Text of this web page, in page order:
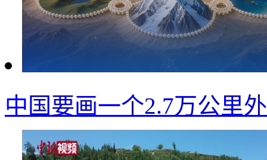
中国要画一个2.7万公里